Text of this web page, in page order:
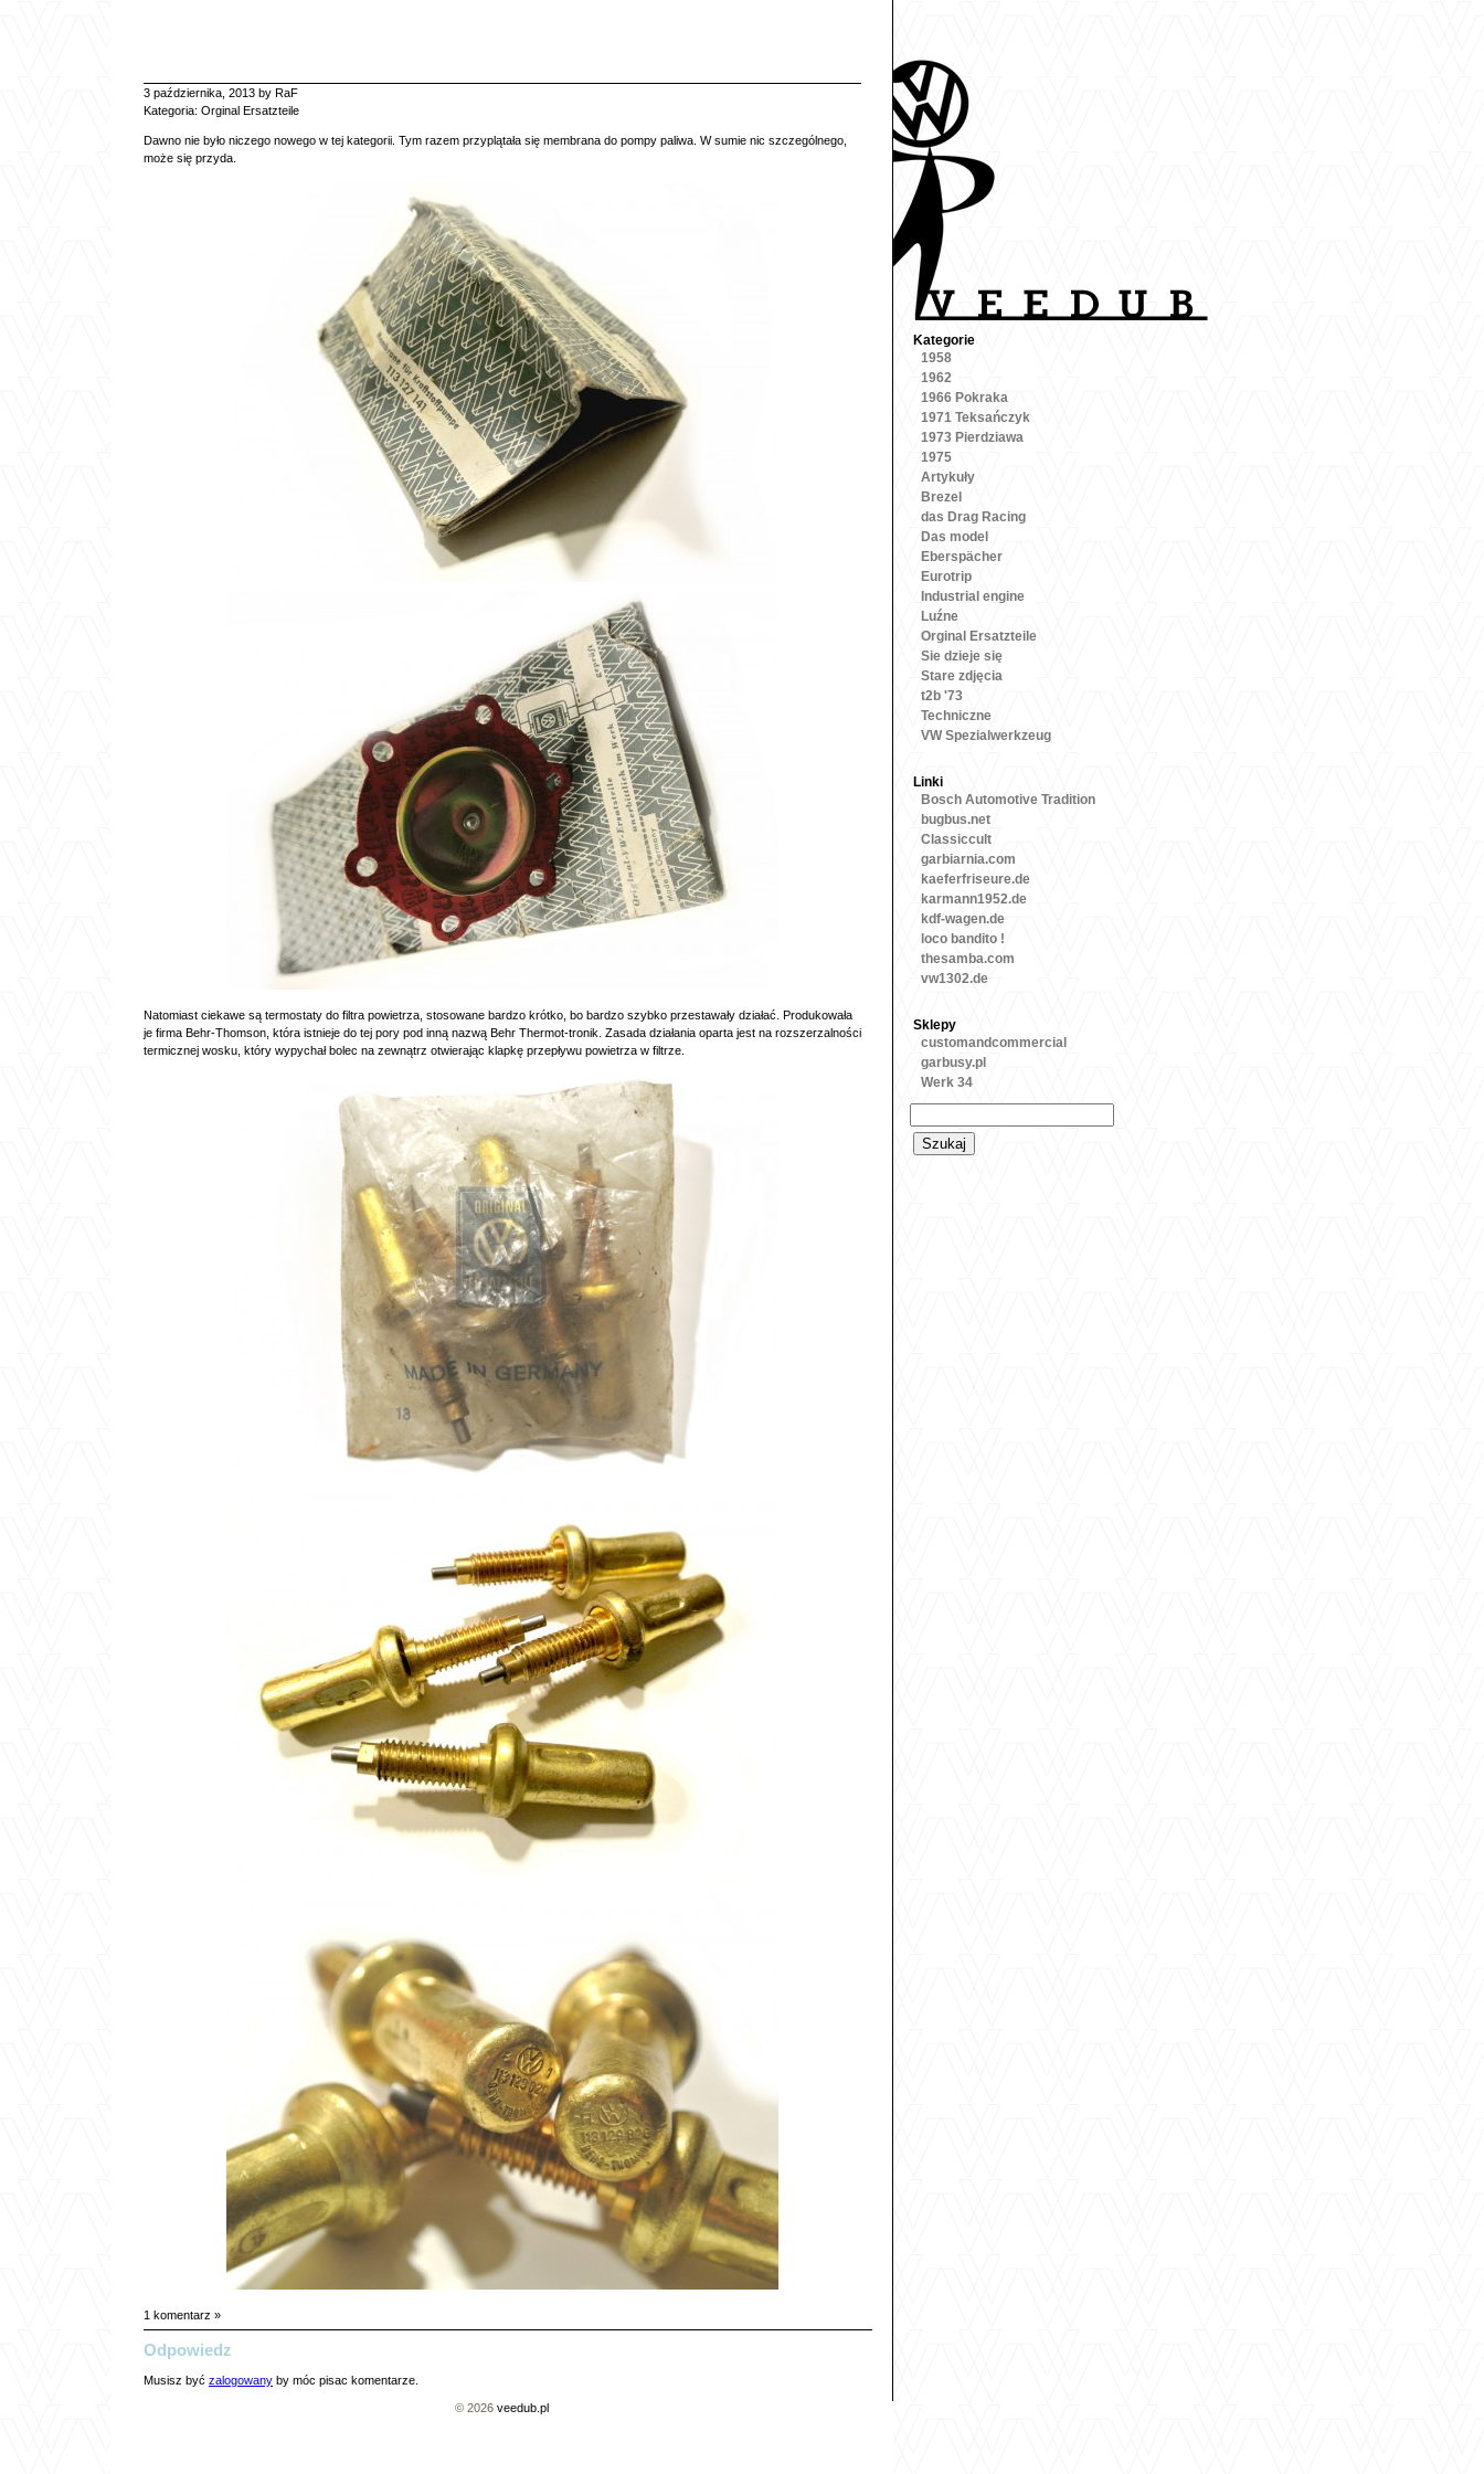
3 października, 2013 by RaF
Kategoria: Orginal Ersatzteile
Dawno nie było niczego nowego w tej kategorii. Tym razem przyplątała się membrana do pompy paliwa. W sumie nic szczególnego,
może się przyda.
Natomiast ciekawe są termostaty do filtra powietrza, stosowane bardzo krótko, bo bardzo szybko przestawały działać. Produkowała
je firma Behr-Thomson, która istnieje do tej pory pod inną nazwą Behr Thermot-tronik. Zasada działania oparta jest na rozszerzalności
termicznej wosku, który wypychał bolec na zewnątrz otwierając klapkę przepływu powietrza w filtrze.
1 komentarz »
Odpowiedz
Musisz być zalogowany by móc pisac komentarze.
© 2026 veedub.pl
Kategorie
1958
1962
1966 Pokraka
1971 Teksańczyk
1973 Pierdziawa
1975
Artykuły
Brezel
das Drag Racing
Das model
Eberspächer
Eurotrip
Industrial engine
Luźne
Orginal Ersatzteile
Sie dzieje się
Stare zdjęcia
t2b '73
Techniczne
VW Spezialwerkzeug
Linki
Bosch Automotive Tradition
bugbus.net
Classiccult
garbiarnia.com
kaeferfriseure.de
karmann1952.de
kdf-wagen.de
loco bandito !
thesamba.com
vw1302.de
Sklepy
customandcommercial
garbusy.pl
Werk 34